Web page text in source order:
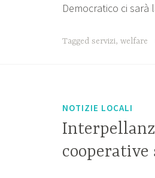
Democratico ci sarà
Tagged servizi, welfare
NOTIZIE LOCALI